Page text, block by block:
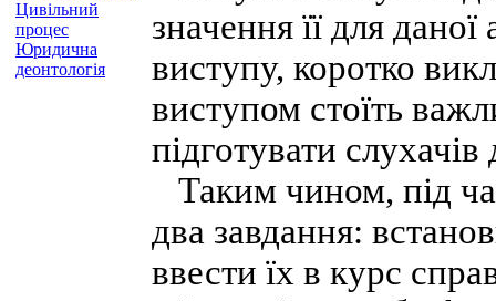
Цивільний
процес
Юридична
деонтологія
значення її для
виступу, коротко
виступом стоїть
підготувати
Таким чином, під
два завдання:
ввести їх в курс